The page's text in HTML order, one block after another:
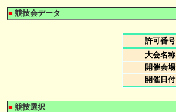
■ 競技会データ
許可番号
大会名称
開催会場
開催日付
■ 競技選択